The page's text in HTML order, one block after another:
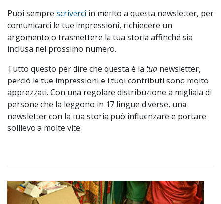
Puoi sempre scriverci in merito a questa newsletter, per
comunicarci le tue impressioni, richiedere un
argomento o trasmettere la tua storia affinché sia
inclusa nel prossimo numero.
Tutto questo per dire che questa è la tua newsletter,
perciò le tue impressioni e i tuoi contributi sono molto
apprezzati. Con una regolare distribuzione a migliaia di
persone che la leggono in 17 lingue diverse, una
newsletter con la tua storia può influenzare e portare
sollievo a molte vite.